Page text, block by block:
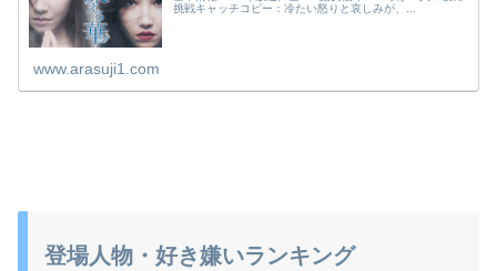
挑戦キャッチコピー：冷たい怒りと哀しみが、...
www.arasuji1.com
登場人物・好き嫌いランキング